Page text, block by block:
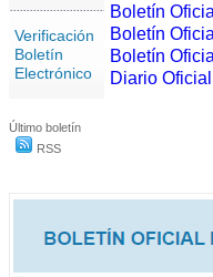
Verificación
Boletín
Electrónico
Último boletín
RSS
Boletín
Boletín
Boletín
Diario